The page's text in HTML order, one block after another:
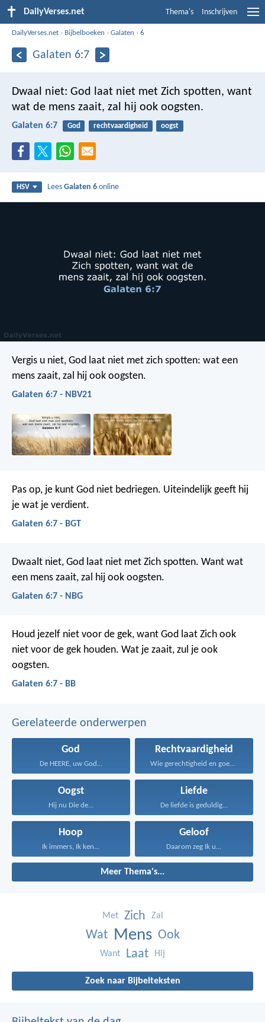
DailyVerses.net Thema's Inschrijven
DailyVerses.net › Bijbelboeken ›Galaten ›6
Galaten 6:7
Dwaal niet: God laat niet met Zich spotten, want
wat de mens zaait, zal hij ook oogsten.
Galaten 6:7 God rechtvaardigheid oogst
HSV LeesGalaten 6 online
Vergis u niet, God laat niet met zich spotten: wat een
mens zaait, zal hij ook oogsten.
Galaten 6:7 - NBV21
Pas op, je kunt God niet bedriegen. Uiteindelijk geeft hij
je wat je verdient.
Galaten 6:7 - BGT
Dwaalt niet, God laat niet met Zich spotten. Want wat
een mens zaait, zal hij ook oogsten.
Galaten 6:7 - NBG
Houd jezelf niet voor de gek, want God laat Zich ook
niet voor de gek houden. Wat je zaait, zul je ook
oogsten.
Galaten 6:7 - BB
Gerelateerde onderwerpen
God
De HEERE, uw God...
Rechtvaardigheid
Wie gerechtigheid en goedertierenheid...
Oogst
Hij nu Die de...
Liefde
De liefde is geduldig...
Hoop
Ik immers, Ik ken...
Geloof
Daarom zeg Ik u...
Meer Thema's...
Met Zich Zal
Wat Mens Ook
Want Laat Hij
Zoek naar Bijbelteksten